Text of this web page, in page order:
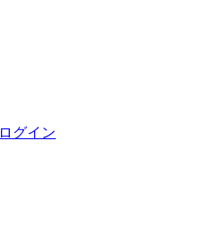
ログイン